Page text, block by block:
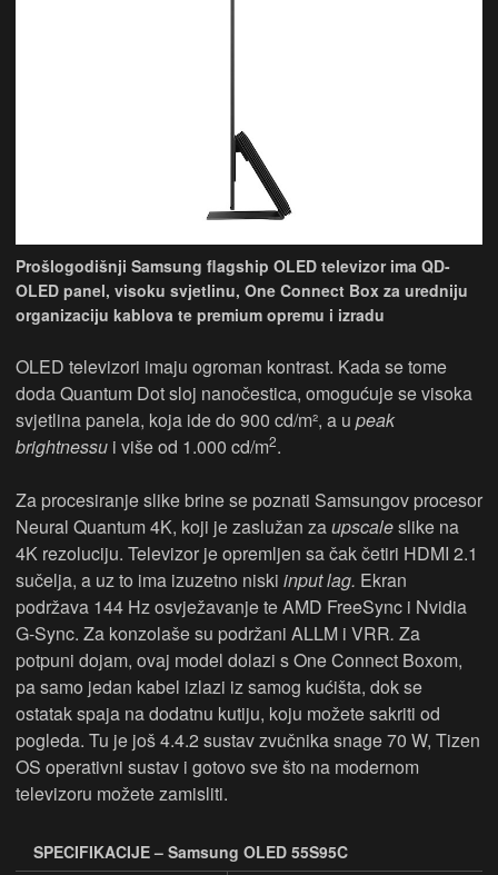
Prošlogodišnji Samsung flagship OLED televizor ima QD-
OLED panel, visoku svjetlinu, One Connect Box za uredniju
organizaciju kablova te premium opremu i izradu
OLED televizori imaju ogroman kontrast. Kada se tome
doda Quantum Dot sloj nanočestica, omogućuje se visoka
svjetlina panela, koja ide do 900 cd/m², a u peak
brightnessu i više od 1.000 cd/m2.
Za procesiranje slike brine se poznati Samsungov procesor
Neural Quantum 4K, koji je zaslužan zaupscaleslike na
4K rezoluciju. Televizor je opremljen sa čak četiri HDMI 2.1
sučelja, a uz to ima izuzetno niski input lag. Ekran
podržava 144 Hz osvježavanje te AMD FreeSync i Nvidia
G-Sync. Za konzolaše su podržani ALLM i VRR. Za
potpuni dojam, ovaj model dolazi s One Connect Boxom,
pa samo jedan kabel izlazi iz samog kućišta, dok se
ostatak spaja na dodatnu kutiju, koju možete sakriti od
pogleda. Tu je još 4.4.2 sustav zvučnika snage 70 W, Tizen
OS operativni sustav i gotovo sve što na modernom
televizoru možete zamisliti.
SPECIFIKACIJE – Samsung OLED 55S95C